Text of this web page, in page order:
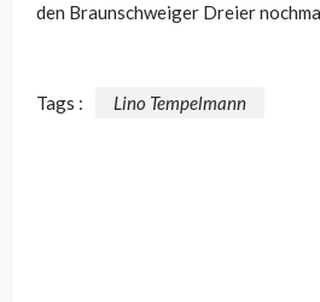
den Braunschweiger Dreier
Tags : Lino Tempelmann